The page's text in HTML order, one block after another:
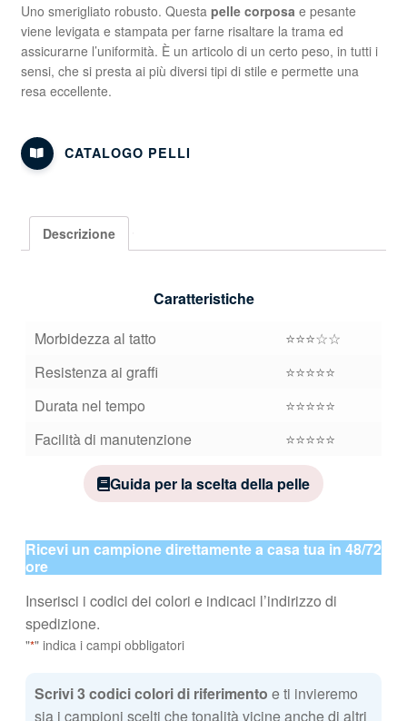
Uno smerigliato robusto. Questa pelle corposa e pesante
viene levigata e stampata per farne risaltare la trama ed
assicurarne l’uniformità. È un articolo di un certo peso, in tutti i
sensi, che si presta ai più diversi tipi di stile e permette una
resa eccellente.
CATALOGO PELLI
Descrizione
Caratteristiche
Morbidezza al tatto
⭐⭐⭐☆☆
Resistenza ai graffi
⭐⭐⭐⭐⭐
Durata nel tempo
⭐⭐⭐⭐⭐
Facilità di manutenzione
⭐⭐⭐⭐⭐
Guida per la scelta della pelle
Ricevi un campione direttamente a casa tua in 48/72
ore
Inserisci i codici dei colori e indicaci l’indirizzo di
spedizione.
"*" indica i campi obbligatori
Scrivi 3 codici colori di riferimento e ti invieremo
sia i campioni scelti che tonalità vicine anche di altri